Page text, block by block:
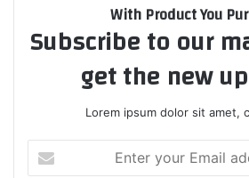
With Product You
Subscribe to our
get the new
Lorem ipsum dolor sit amet,
your